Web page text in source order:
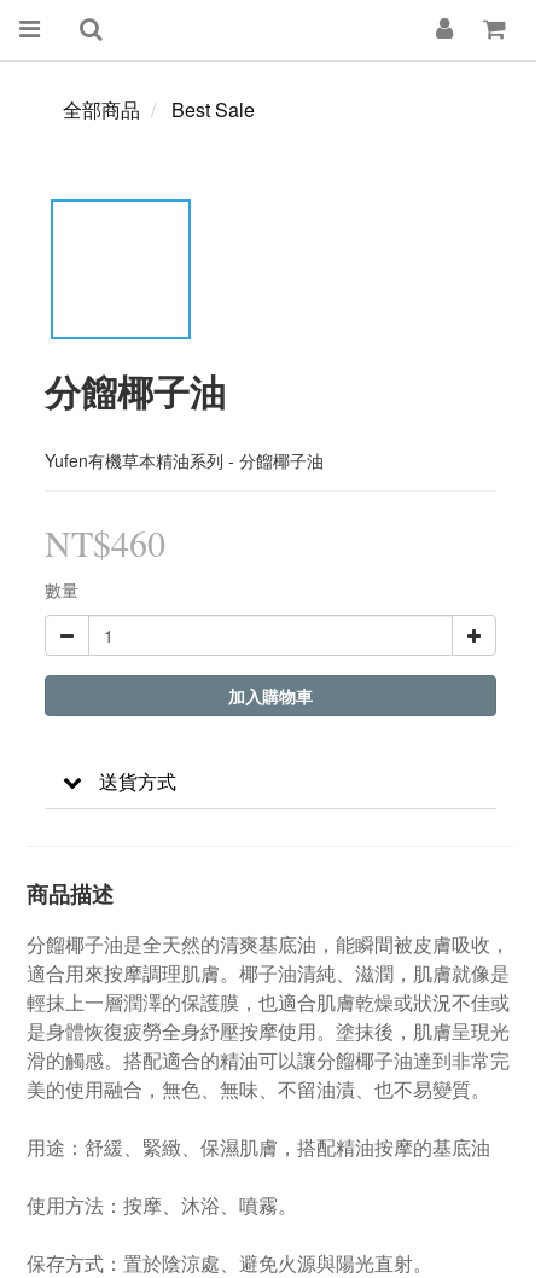
全部商品 Best Sale
分餾椰子油
Yufen有機草本精油系列 - 分餾椰子油
NT$460
數量
加入購物車
送貨方式
商品描述
分餾椰子油是全天然的清爽基底油，能瞬間被皮膚吸收，
適合用來按摩調理肌膚。椰子油清純、滋潤，肌膚就像是
輕抹上一層潤澤的保護膜，也適合肌膚乾燥或狀況不佳或
是身體恢復疲勞全身紓壓按摩使用。塗抹後，肌膚呈現光
滑的觸感。搭配適合的精油可以讓分餾椰子油達到非常完
美的使用融合，無色、無味、不留油漬、也不易變質。
用途：舒緩、緊緻、保濕肌膚，搭配精油按摩的基底油
使用方法：按摩、沐浴、噴霧。
保存方式：置於陰涼處、避免火源與陽光直射。